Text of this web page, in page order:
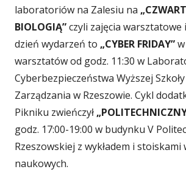
laboratoriów na Zalesiu na
BIOLOGIĄ”czyli zajęcia warsztatowe
dzień wydarzeń to „CYBER FRIDAY”
warsztatów od godz. 11:30 w
Cyberbezpieczeństwa Wyższej
Zarządzania w Rzeszowie. Cykl
Pikniku zwieńczył
godz. 17:00-19:00 w budynku V
Rzeszowskiej z wykładem i stoiskami
naukowych.